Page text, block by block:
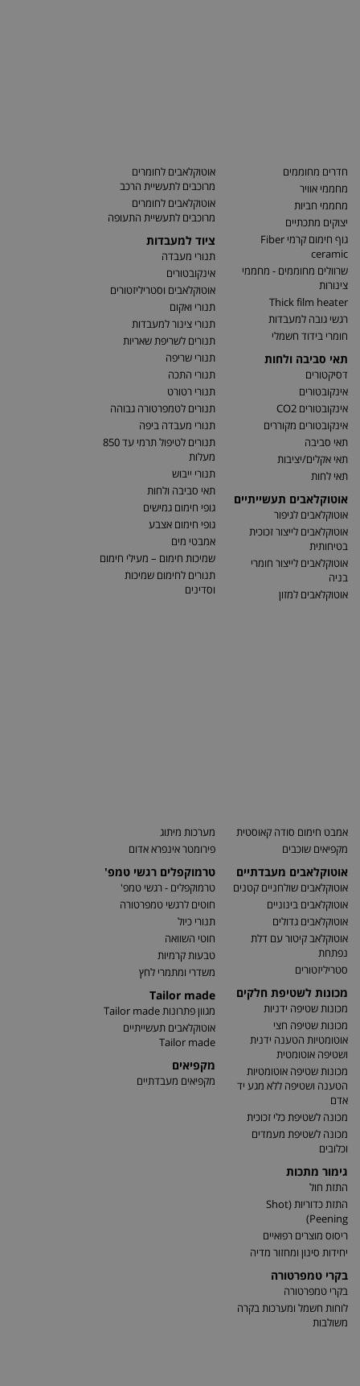
חדרים מחוממים
מחממי אוויר
מחממי חביות
יצוקים מתכתיים
גוף חימום קרמי Fiber
ceramic
שרוולים מחוממים - מחממי
צינורות
Thick film heater
רגשי גובה למעבדות
חומרי בידוד חשמלי
תאי סביבה ולחות
דסיקטורים
אינקובטורים
אינקובטורים CO2
אינקובטורים מקוררים
תאי סביבה
תאי אקלים/יציבות
תאי לחות
אוטוקלאבים תעשייתיים
אוטוקלאבים לגיפור
אוטוקלאבים לייצור זכוכית
בטיחותית
אוטוקלאבים לייצור חומרי
בניה
אוטוקלאבים למזון
אוטוקלאבים לחומרים
מרוכבים לתעשיית הרכב
אוטוקלאבים לחומרים
מרוכבים לתעשיית התעופה
ציוד למעבדות
תנורי מעבדה
אינקובטורים
אוטוקלאבים וסטריליזטורים
תנורי ואקום
תנורי צינור למעבדות
תנורים לשריפת שאריות
תנורי שריפה
תנורי התכה
תנורי רטורט
תנורים לטמפרטורה גבוהה
תנורי מעבדה ביפה
תנורים לטיפול תרמי עד 850
מעלות
תנורי ייבוש
תאי סביבה ולחות
גופי חימום גמישים
גופי חימום אצבע
אמבטי מים
שמיכות חימום – מעילי חימום
תנורים לחימום שמיכות
וסדינים
אמבט חימום סודה קאוסטית
מקפיאים שוכבים
אוטוקלאבים מעבדתיים
אוטוקלאבים שולחניים קטנים
אוטוקלאבים בינוניים
אוטוקלאבים גדולים
אוטוקלאב קיטור עם דלת
נפתחת
סטריליזטורים
מכונות לשטיפת חלקים
מכונות שטיפה ידניות
מכונות שטיפה חצי
אוטומטיות הטענה ידנית
ושטיפה אוטומטית
מכונות שטיפה אוטומטיות
הטענה ושטיפה ללא מגע יד
אדם
מכונה לשטיפת כלי זכוכית
מכונה לשטיפת מעמדים
וכלובים
גימור מתכות
התזת חול
התזת כדוריות (Shot
Peening)
ריסוס מוצרים רפואיים
יחידות סינון ומחזור מדיה
בקרי טמפרטורה
בקרי טמפרטורה
לוחות חשמל ומערכות בקרה
משולבות
מערכות מיתוג
פירומטר אינפרא אדום
טרמוקפלים רגשי טמפ'
טרמוקפלים - רגשי טמפ'
חוטים לרגשי טמפרטורה
תנורי כיול
חוטי השוואה
טבעות קרמיות
משדרי ומתמרי לחץ
Tailor made
מגוון פתרונות Tailor made
אוטוקלאבים תעשייתיים
Tailor made
מקפיאים
מקפיאים מעבדתיים